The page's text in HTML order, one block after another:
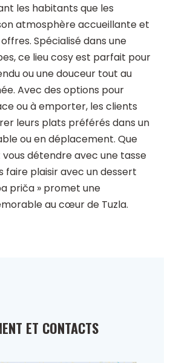
les habitants que les
atmosphère accueillante et
Spécialisé dans une
ce lieu cosy est parfait pour
ou une douceur tout au
Avec des options pour
ou à emporter, les clients
leurs plats préférés dans un
ou en déplacement. Que
vous détendre avec une tasse
faire plaisir avec un dessert
priča » promet une
au cœur de Tuzla.
ET CONTACTS